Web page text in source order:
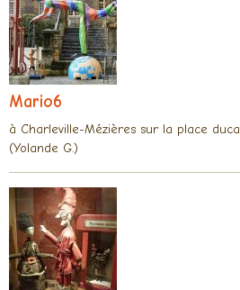
Mario6
à Charleville-Mézières sur la place
(Yolande G.)